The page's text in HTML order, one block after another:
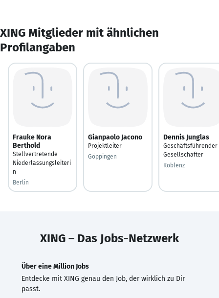
XING Mitglieder mit ähnlichen
Profilangaben
Frauke Nora
Berthold
Stellvertretende
Niederlassungsleiteri
n
Berlin
Gianpaolo Jacono
Projektleiter
Göppingen
Dennis Junglas
Geschäftsführender
Gesellschafter
Koblenz
XING – Das Jobs-Netzwerk
Über eine Million Jobs
Entdecke mit XING genau den Job, der wirklich zu Dir
passt.